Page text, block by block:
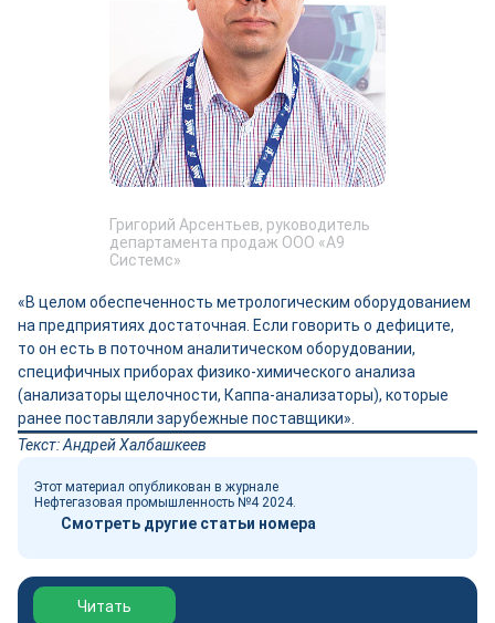
Григорий Арсентьев, руководитель
департамента продаж ООО «А9
Системс»
«В целом обеспеченность метрологическим оборудованием
на предприятиях достаточная. Если говорить о дефиците,
то он есть в поточном аналитическом оборудовании,
специфичных приборах физико-­химического анализа
(анализаторы щелочности, Каппа-анализаторы), которые
ранее поставляли зарубежные поставщики».
Текст: Андрей Халбашкеев
Этот материал опубликован в журнале
Нефтегазовая промышленность №4 2024.
Смотреть другие статьи номера
Читать